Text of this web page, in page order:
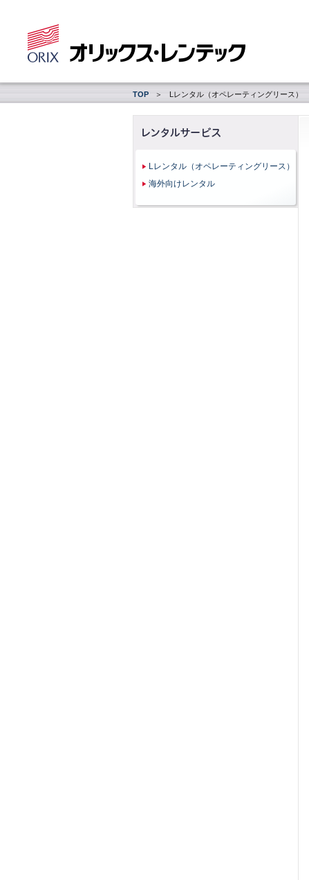
TOP Lレンタル（オペレーティングリース）
Lレンタル（オペレーティングリース）
海外向けレンタル